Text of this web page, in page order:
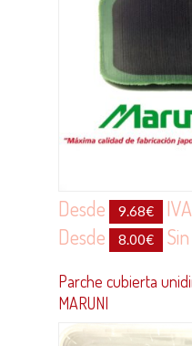
Desde 9.68€
Desde
8.00€
Parche cubierta
MARUNI